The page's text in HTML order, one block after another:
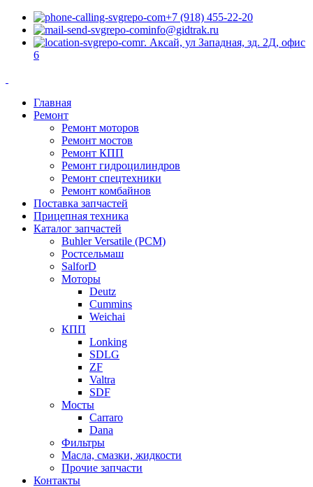
+7 (918) 455-22-20
info@gidtrak.ru
г. Аксай, ул Западная, зд. 2Д, офис
6
Главная
Ремонт
Ремонт моторов
Ремонт мостов
Ремонт КПП
Ремонт гидроцилиндров
Ремонт спецтехники
Ремонт комбайнов
Поставка запчастей
Прицепная техника
Каталог запчастей
Buhler Versatile (РСМ)
Ростсельмаш
SalforD
Моторы
Deutz
Cummins
Weichai
КПП
Lonking
SDLG
ZF
Valtra
SDF
Мосты
Carraro
Dana
Фильтры
Масла, смазки, жидкости
Прочие запчасти
Контакты